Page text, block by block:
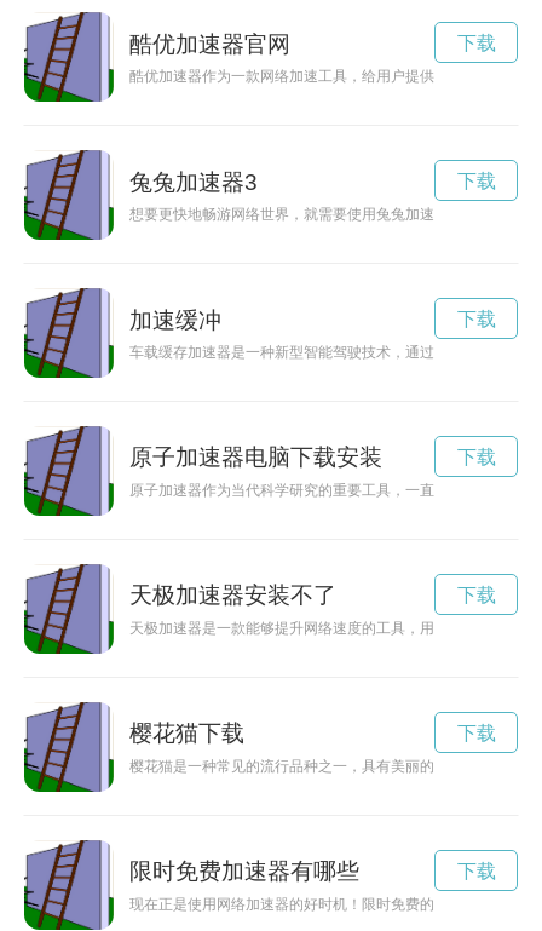
酷优加速器官网
酷优加速器作为一款网络加速工具，给用户提供了更流畅的网
下载
兔兔加速器3
想要更快地畅游网络世界，就需要使用兔兔加速器。那么，兔
下载
加速缓冲
车载缓存加速器是一种新型智能驾驶技术，通过提高数据处理
下载
原子加速器电脑下载安装
原子加速器作为当代科学研究的重要工具，一直被人们视为神
下载
天极加速器安装不了
天极加速器是一款能够提升网络速度的工具，用户通过使用该
下载
樱花猫下载
樱花猫是一种常见的流行品种之一，具有美丽的外貌和温柔的性
下载
限时免费加速器有哪些
现在正是使用网络加速器的好时机！限时免费的加速器助您畅
下载